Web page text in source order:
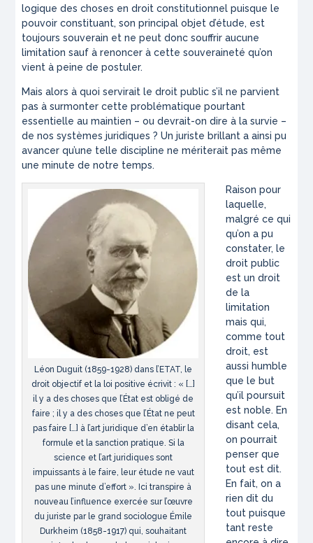
logique des choses en droit constitutionnel puisque le
pouvoir constituant, son principal objet d’étude, est
toujours souverain et ne peut donc souffrir aucune
limitation sauf à renoncer à cette souveraineté qu’on
vient à peine de postuler.
Mais alors à quoi servirait le droit public s’il ne parvient
pas à surmonter cette problématique pourtant
essentielle au maintien – ou devrait-on dire à la survie –
de nos systèmes juridiques ? Un juriste brillant a ainsi pu
avancer qu’une telle discipline ne mériterait pas même
une minute de notre temps.
Léon Duguit (1859-1928) dans l’ETAT, le
droit objectif et la loi positive écrivit : « […]
il y a des choses que l’État est obligé de
faire ; il y a des choses que l’État ne peut
pas faire […] à l’art juridique d’en établir la
formule et la sanction pratique. Si la
science et l’art juridiques sont
impuissants à le faire, leur étude ne vaut
pas une minute d’effort ». Ici transpire à
nouveau l’influence exercée sur l’œuvre
du juriste par le grand sociologue Émile
Durkheim (1858-1917) qui, souhaitant
Raison pour
laquelle,
malgré ce qui
qu’on a pu
constater, le
droit public
est un droit
de la
limitation
mais qui,
comme tout
droit, est
aussi humble
que le but
qu’il poursuit
est noble. En
disant cela,
on pourrait
penser que
tout est dit.
En fait, on a
rien dit du
tout puisque
tant reste